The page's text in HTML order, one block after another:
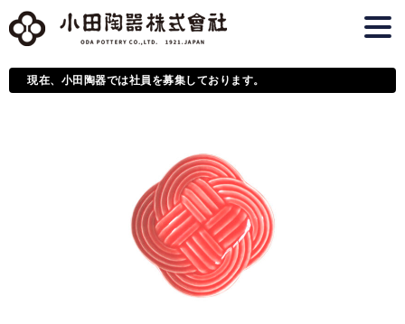
現在、小田陶器では社員を募集しております。